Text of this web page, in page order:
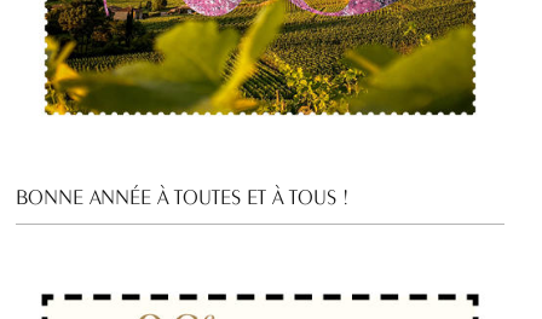
BONNE ANNÉE À TOUTES ET À TOUS !